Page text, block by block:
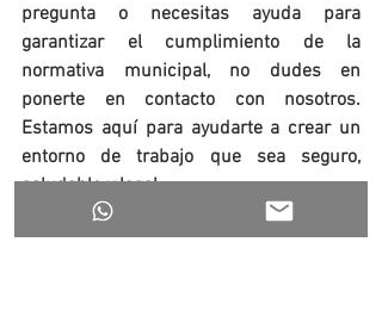
pregunta o necesitas ayuda para
garantizar el cumplimiento de la
normativa municipal, no dudes en
ponerte en contacto con nosotros.
Estamos aquí para ayudarte a crear un
entorno de trabajo que sea seguro,
saludable y legal.